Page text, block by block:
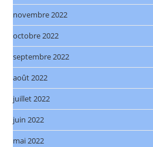
novembre 2022
octobre 2022
septembre 2022
août 2022
juillet 2022
juin 2022
mai 2022